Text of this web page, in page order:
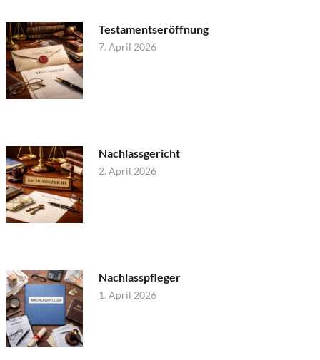
Testamentseröffnung
7. April 2026
Nachlassgericht
2. April 2026
Nachlasspfleger
1. April 2026